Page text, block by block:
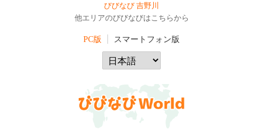
びびなび 吉野川
他エリアのびびなびはこちらから
PC版 スマートフォン版